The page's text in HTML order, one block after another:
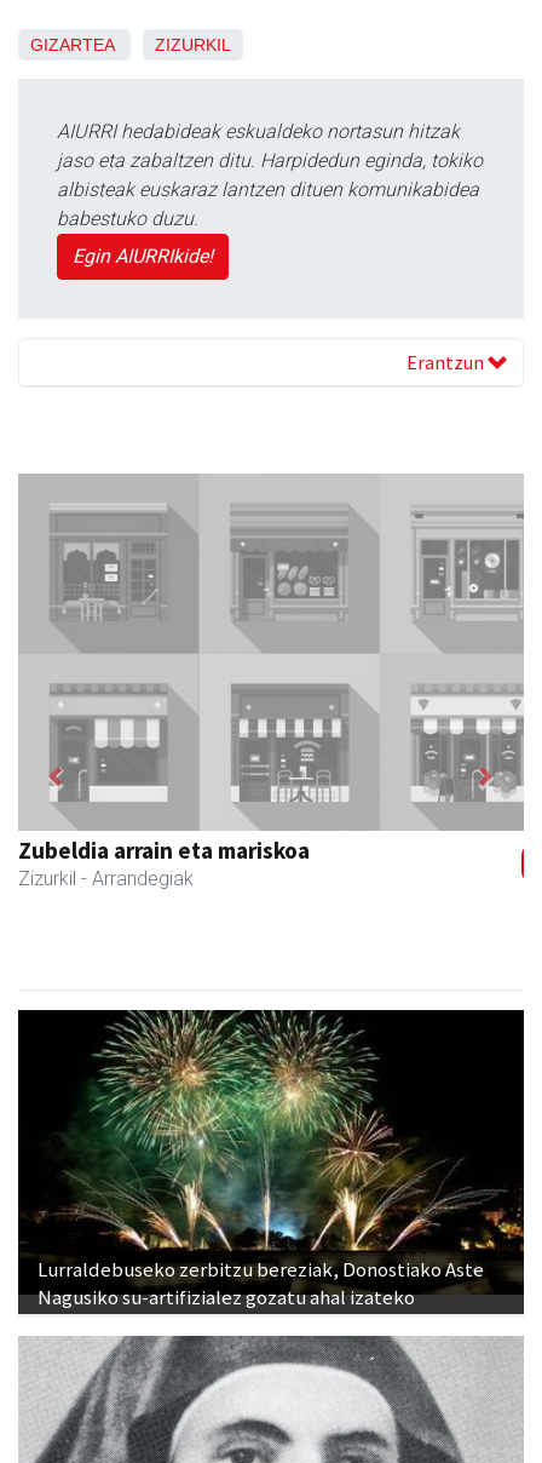
GIZARTEA ZIZURKIL
AIURRI hedabideak eskualdeko nortasun hitzak
jaso eta zabaltzen ditu. Harpidedun eginda, tokiko
albisteak euskaraz lantzen dituen komunikabidea
babestuko duzu.
Egin AIURRIkide!
Erantzun
Joxean harategia
Zizurkil - Harategiak
Previous Next
Lurraldebuseko zerbitzu bereziak, Donostiako Aste
Nagusiko su-artifizialez gozatu ahal izateko